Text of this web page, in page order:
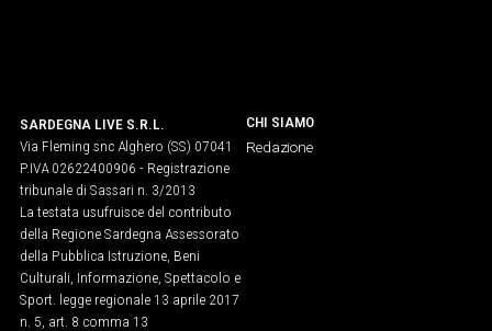
SARDEGNA LIVE S.R.L.
Via Fleming snc Alghero (SS) 07041
P.IVA 02622400906 - Registrazione
tribunale di Sassari n. 3/2013
La testata usufruisce del contributo
della Regione Sardegna Assessorato
della Pubblica Istruzione, Beni
Culturali, Informazione, Spettacolo e
Sport. legge regionale 13 aprile 2017
n. 5, art. 8 comma 13
CHI SIAMO
Redazione